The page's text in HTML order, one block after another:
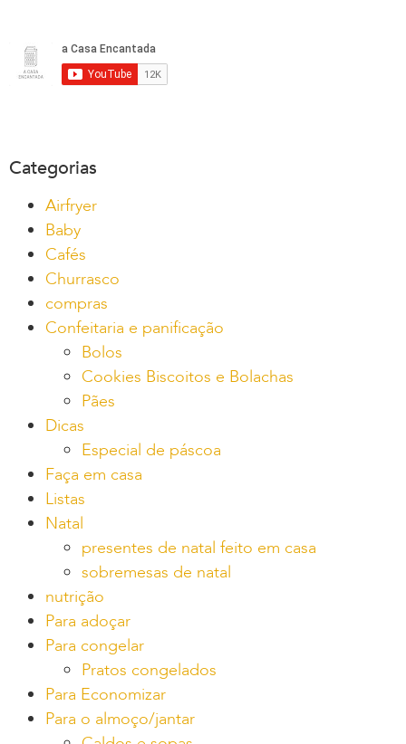
Categorias
Airfryer
Baby
Cafés
Churrasco
compras
Confeitaria e panificação
Bolos
Cookies Biscoitos e Bolachas
Pães
Dicas
Especial de páscoa
Faça em casa
Listas
Natal
presentes de natal feito em casa
sobremesas de natal
nutrição
Para adoçar
Para congelar
Pratos congelados
Para Economizar
Para o almoço/jantar